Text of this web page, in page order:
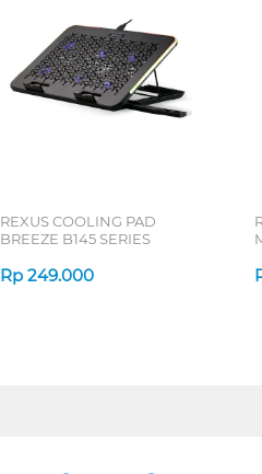
REXUS COOLING PAD
BREEZE B145 SERIES
Rp 249.000